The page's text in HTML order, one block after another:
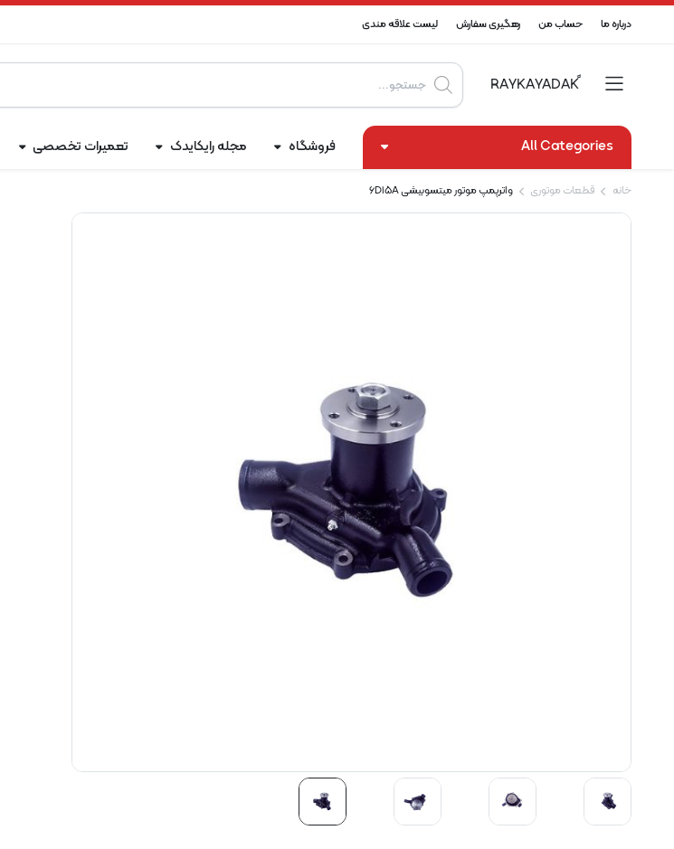
درباره ما حساب من رهگیری سفارش لیست علاقه مندی
Products
search
All Categories فروشگاه مجله رایکایدک تعمیرات تخصصی
خانه قطعات موتوری واترپمپ موتور میتسوبیشی 6D15A